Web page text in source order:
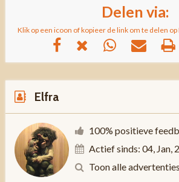
Delen via:
Klik op een icoon of kopieer de link om te delen
Elfra
100% positieve
Actief sinds: 04, Jan,
Toon alle advertenties